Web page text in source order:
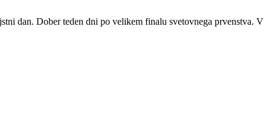
dan. Dober teden dni po velikem finalu svetovnega prvenstva. V